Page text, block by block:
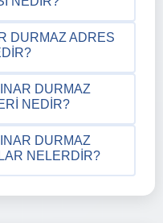
DURMAZ ADRES
DURMAZ
NEDIR?
DURMAZ
NELERDIR?